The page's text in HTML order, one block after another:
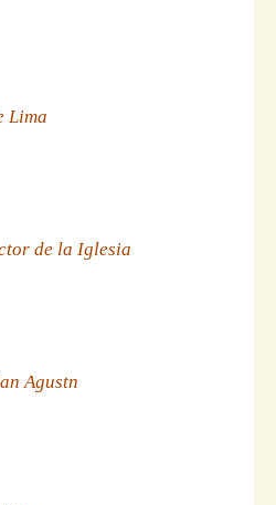
Lima
de la Iglesia
Agustn